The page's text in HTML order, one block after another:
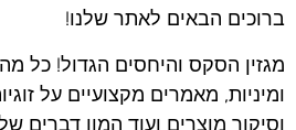
ברוכים הבאים לאתר שלנו!
מגזין הסקס והיחסים הגדול! כל
ומיניות, מאמרים מקצועיים על
וסיקור מוצרים ועוד המון דברים